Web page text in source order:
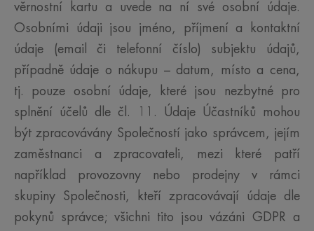
věrnostní kartu a uvede na ní své osobní údaje.
Osobními údaji jsou jméno, příjmení a kontaktní
údaje (email či telefonní číslo) subjektu údajů,
případně údaje o nákupu – datum, místo a cena,
tj. pouze osobní údaje, které jsou nezbytné pro
splnění účelů dle čl. 11. Údaje Účastníků mohou
být zpracovávány Společností jako správcem, jejím
zaměstnanci a zpracovateli, mezi které patří
například provozovny nebo prodejny v rámci
skupiny Společnosti, kteří zpracovávají údaje dle
pokynů správce; všichni tito jsou vázáni GDPR a